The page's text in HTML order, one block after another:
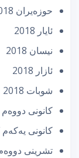
حوزه‌یران 2018
ئایار 2018
نیسان 2018
ئازار 2018
شوبات 2018
كانونی دووه‌م 2018
كانونی یه‌كه‌م 2017
تشرینی دووه‌م